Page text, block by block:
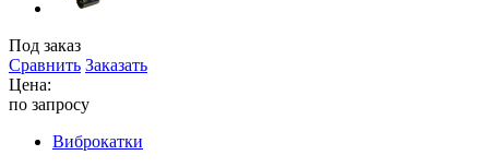
Под заказ
Сравнить Заказать
Цена:
по запросу
Виброкатки